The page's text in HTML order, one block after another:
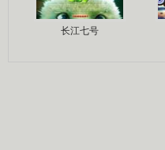
长江七号